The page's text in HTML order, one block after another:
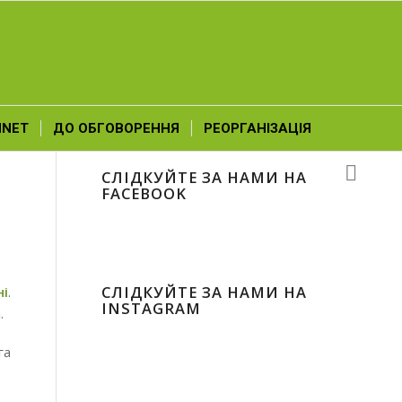
ДО ОБГОВОРЕННЯ РЕОРГАНІЗАЦІЯ
.
СЛІДКУЙТЕ ЗА НАМИ НА
FACEBOOK
СЛІДКУЙТЕ ЗА НАМИ НА
INSTAGRAM